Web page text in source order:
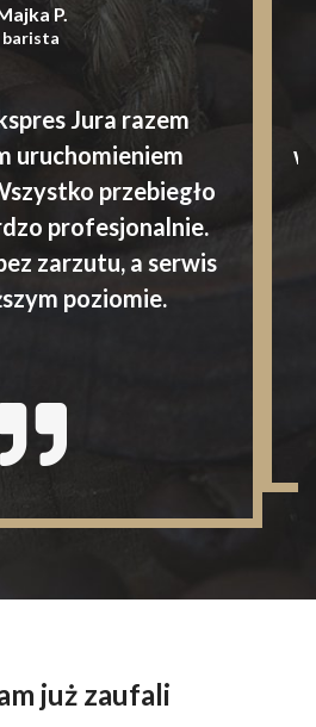
P.
barista
Jura razem
uruchomieniem
przebiegło
profesjonalnie.
zarzutu, a serwis
poziomie.
w
już zaufali